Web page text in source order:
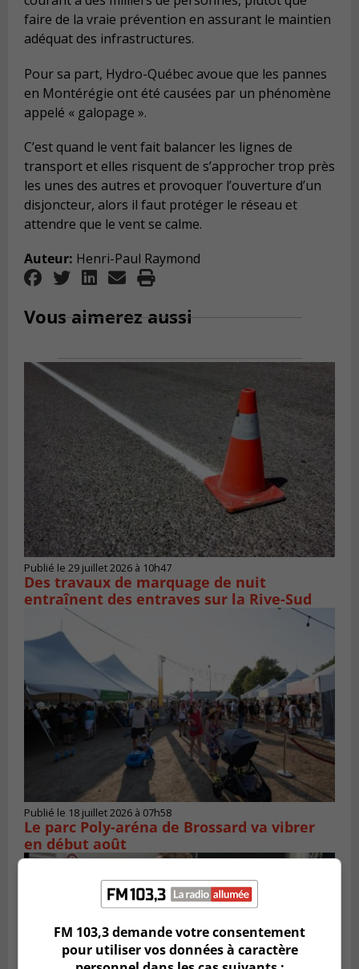
faire de la vraie prévention en assurant le maintien
adéquat des infrastructures.
Pour sa part, Hydro-Québec avoue que les pannes
en Montérégie ont été causées par un phénomène
appelé « galopage ».
C’est quand le vent fait balancer les lignes de
transport et elles risquent de s’approcher trop près
les unes des autres et provoquer l’ouverture d’un
disjoncteur, alors il faut protéger le réseau et
attendre que le vent se calme.
Auteur: Henri-Paul Raymond
Vous aimerez aussi
Publié le 29 juillet 2026 à 10h47
Des travaux de marquage de nuit
entraînent des entraves sur la Rive-Sud
Publié le 18 juillet 2026 à 07h58
Le parc Poly-aréna de Brossard va vibrer
en début août
FM 103,3 demande votre consentement
pour utiliser vos données à caractère